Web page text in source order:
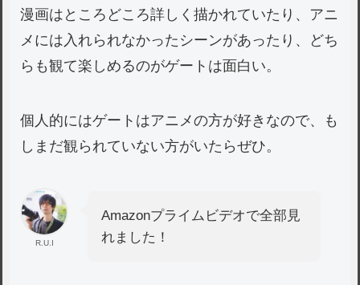
漫画はところどころ詳しく描かれていたり、アニ
メには入れられなかったシーンがあったり、どち
らも観て楽しめるのがゲートは面白い。
個人的にはゲートはアニメの方が好きなので、も
しまだ観られていない方がいたらぜひ。
R.U.I
Amazonプライムビデオで全部見
れました！